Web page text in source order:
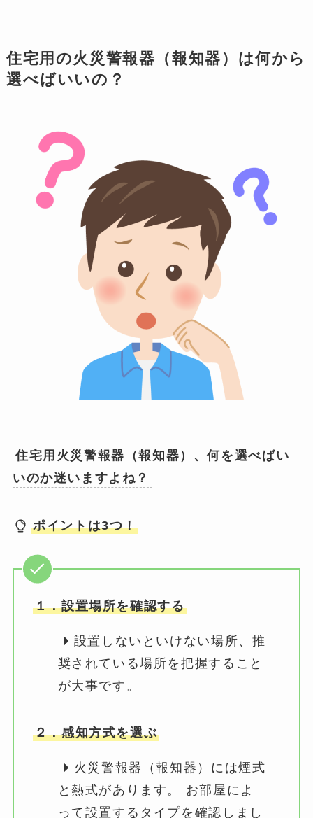
住宅用の火災警報器（報知器）は何から
選べばいいの？
住宅用火災警報器（報知器）、何を選べばい
いのか迷いますよね？
ポイントは3つ！
１．設置場所を確認する
設置しないといけない場所、推
奨されている場所を把握すること
が大事です。
２．感知方式を選ぶ
火災警報器（報知器）には煙式
と熱式があります。 お部屋によ
って設置するタイプを確認しまし